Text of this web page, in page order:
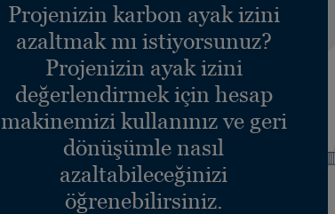
Projenizin karbon ayak izini
azaltmak mı istiyorsunuz?
Projenizin ayak izini
değerlendirmek için hesap
makinemizi kullanınız ve geri
dönüşümle nasıl
azaltabileceğinizi
öğrenebilirsiniz.